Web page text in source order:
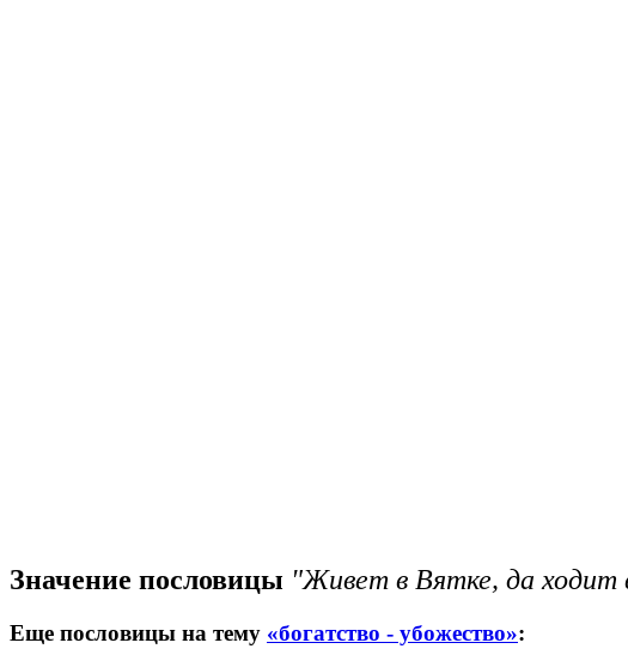
Значение пословицы "Живет в Вятке, да ходит
Еще пословицы на тему «богатство - убожество»: